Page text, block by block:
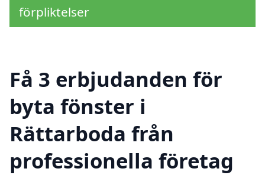
förpliktelser
Få 3 erbjudanden för
byta fönster i
Rättarboda från
professionella företag